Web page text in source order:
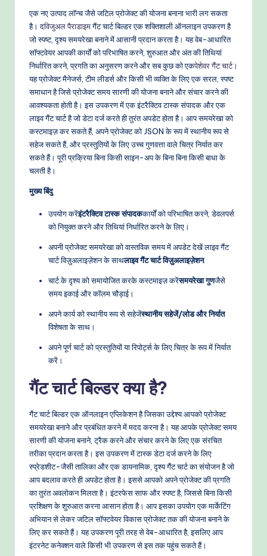
-
P
o
e
A
W
o
d
e
rn
T
e
c
h
M
एक नए उत्पाद लॉन्च जैसे जटिल प्रोजेक्ट की योजना बनाना भारी लग सकता
है। दविजुअल पैराडाइमगैंट चार्ट बिल्डर एक शक्तिशाली ऑनलाइन उपकरण है
जो स्पष्ट, दृश्य समयरेखा बनाने में आसानी प्रदान करता है। यह वेब-आधारित
सॉफ्टवेयर आपकी कार्यों को परिभाषित करने, शुरुआत और अंत की तिथियां
निर्धारित करने, प्रगति का अनुसरण करने और सब कुछ को एकपेशेवर गैंट चार्ट।
यह प्रोजेक्ट मैनेजर्स, टीम लीडर्स और किसी भी व्यक्ति के लिए एक सरल, स्पष्ट
समाधान है जिसे प्रोजेक्ट समय सारणी की योजना बनाने और संचार करने की
आवश्यकता होती है। इस उपकरण में एक इंटरैक्टिव टास्क संपादक और एक
लाइव गैंट चार्ट है जो डेटा दर्ज करते ही तुरंत अपडेट होता है। आप समयरेखा को
कस्टमाइज़ कर सकते हैं, अपने प्रोजेक्ट को JSON के रूप में स्थानीय रूप से
सहेज सकते हैं, और प्रस्तुतियों के लिए उच्च गुणवत्ता वाले चित्र निर्यात कर
सकते हैं। पूरी प्रक्रिया बिना किसी साइन-अप के बिना बिना किसी बाधा के
चलती है।
मुख्य बिंदु
उपयोग करेंइंटरैक्टिव टास्क संपादककार्यों को परिभाषित करने, डेवलपर्स
को नियुक्त करने और तिथियां निर्धारित करने के लिए।
अपनी प्रोजेक्ट समयरेखा को वास्तविक समय में अपडेट देखें लाइव गैंट
चार्ट विज़ुअलाइज़ेशन के साथलाइव गैंट चार्ट विज़ुअलाइज़ेशन.
चार्ट के दृश्य को समायोजित करके कस्टमाइज़ करेंसमयरेखा गुणजैसे
समय इकाई और कॉलम चौड़ाई।
अपने कार्य को स्थानीय रूप से सहेजेंस्थानीय सहेजें/लोड और निर्यात
विशेषता के साथ।
अपने पूर्ण चार्ट को प्रस्तुतियों या रिपोर्ट्स के लिए चित्र के रूप में निर्यात
करें।
गैंट चार्ट बिल्डर क्या है?
गैंट चार्ट बिल्डर एक ऑनलाइन एप्लिकेशन है जिसका उद्देश्य आपको प्रोजेक्ट
समयरेखा बनाने और प्रबंधित करने में मदद करना है। यह आपके प्रोजेक्ट समय
सारणी की योजना बनाने, ट्रैक करने और संचार करने के लिए एक संरचित
तरीका प्रदान करता है। इस उपकरण में टास्क डेटा दर्ज करने के लिए
स्प्रेडशीट-जैसी तालिका और एक डायनामिक, दृश्य गैंट चार्ट का संयोजन है जो
आप बदलाव करते ही अपडेट होता है। इससे आपको अपने प्रोजेक्ट की प्रगति
का तुरंत अवलोकन मिलता है। इंटरफेस साफ और स्पष्ट है, जिससे बिना किसी
प्रशिक्षण के शुरुआत करना आसान होता है। आप इसका उपयोग एक मार्केटिंग
अभियान से लेकर जटिल सॉफ्टवेयर विकास प्रोजेक्ट तक की योजना बनाने के
लिए कर सकते हैं। यह उपकरण पूरी तरह से वेब-आधारित है, इसलिए आप
इंटरनेट कनेक्शन वाले किसी भी उपकरण से इस तक पहुंच सकते हैं।